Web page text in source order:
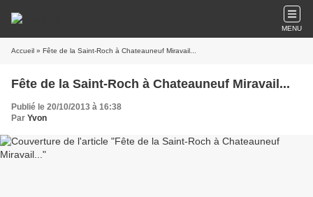
MENU
Accueil » Fête de la Saint-Roch à Chateauneuf Miravail...
Fête de la Saint-Roch à Chateauneuf Miravail...
Publié le 20/10/2013 à 16:38
Par Yvon